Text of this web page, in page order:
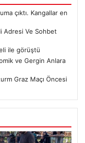
çıktı. Kangallar en
Adresi Ve Sohbet
ile görüştü
ve Gergin Anlara
Graz Maçı Öncesi